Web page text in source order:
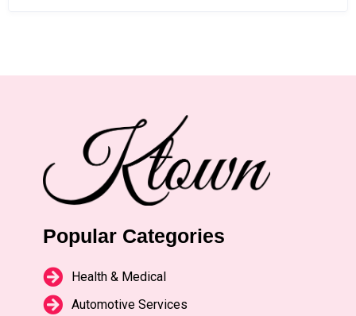
Popular Categories
Health & Medical
Automotive Services